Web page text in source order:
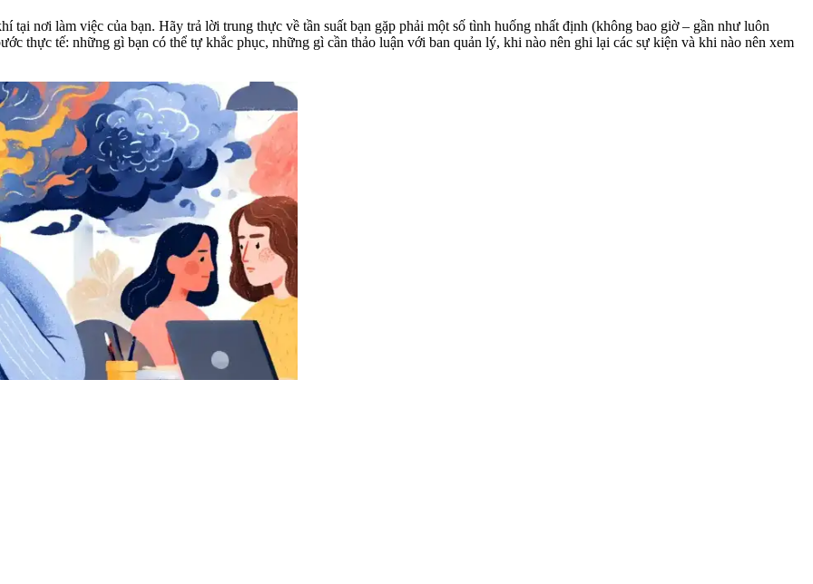
tại nơi làm việc của bạn. Hãy trả lời trung thực về tần suất bạn gặp phải một số tình huống nhất định (không bao giờ – gần như luôn
thực tế: những gì bạn có thể tự khắc phục, những gì cần thảo luận với ban quản lý, khi nào nên ghi lại các sự kiện và khi nào nên xem